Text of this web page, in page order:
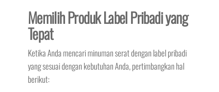
Memilih Produk Label Pribadi yang
Tepat
Ketika Anda mencari minuman serat dengan label pribadi
yang sesuai dengan kebutuhan Anda, pertimbangkan hal
berikut: